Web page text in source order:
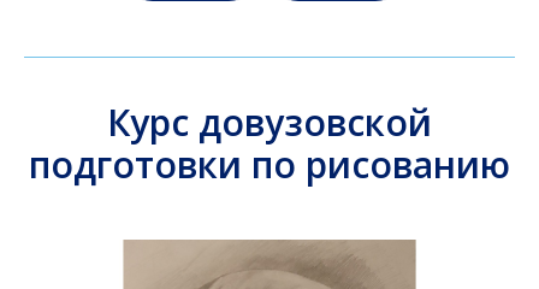
Курс довузовской
подготовки по рисованию